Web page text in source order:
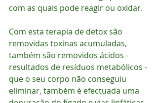
com as quais pode reagir ou oxidar.
Com esta terapia de detox são
removidas toxinas acumuladas,
também são removidos ácidos -
resultados de resíduos metabólicos -
que o seu corpo não conseguiu
eliminar, também é efectuada uma